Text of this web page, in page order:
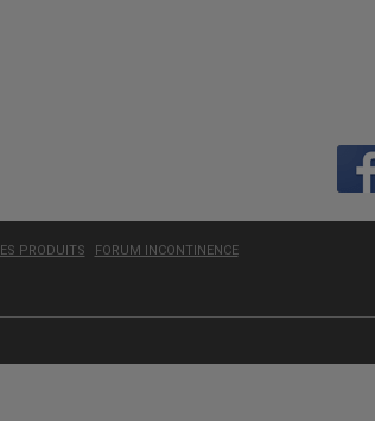
PRODUITS FORUM INCONTINENCE